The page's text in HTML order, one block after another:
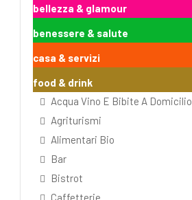
bellezza & glamour
benessere & salute
casa & servizi
food & drink
Acqua Vino E Bibite A Domicilio
Agriturismi
Alimentari Bio
Bar
Bistrot
Caffetterie